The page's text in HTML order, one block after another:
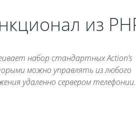
из
набор стандартных Action’s
можно управлять из любого
удаленно сервером телефонии.